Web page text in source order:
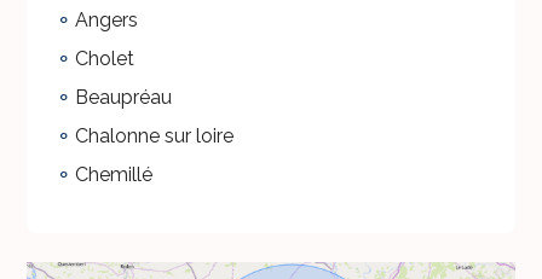
Angers
Cholet
Beaupréau
Chalonne sur loire
Chemillé